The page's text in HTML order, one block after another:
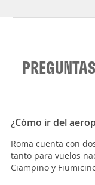
¿Cómo ir del
Roma cuenta con
tanto para vuelos
Ciampino y